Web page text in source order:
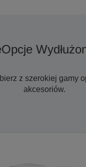
Opcje
z szerokiej gamy
akcesoriów.